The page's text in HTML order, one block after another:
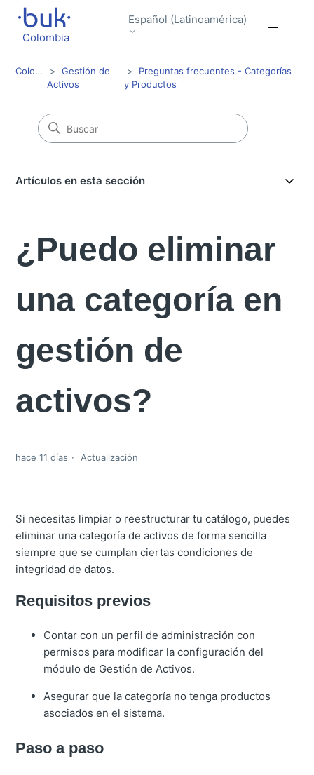
Colombia
Español (Latinoamérica)
Colombia
Gestión de
Activos
Preguntas frecuentes - Categorías
y Productos
Artículos en esta sección
¿Puedo eliminar
una categoría en
gestión de
activos?
hace 11 días Actualización
Si necesitas limpiar o reestructurar tu catálogo, puedes
eliminar una categoría de activos de forma sencilla
siempre que se cumplan ciertas condiciones de
integridad de datos.
Requisitos previos
Contar con un perfil de administración con
permisos para modificar la configuración del
módulo de Gestión de Activos.
Asegurar que la categoría no tenga productos
asociados en el sistema.
Paso a paso